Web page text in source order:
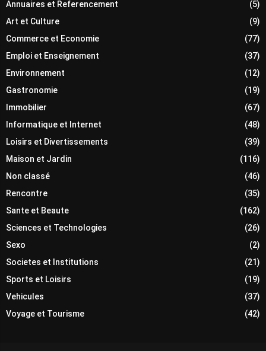
Annuaires et Referencement
(5)
Art et Culture
(9)
Commerce et Economie
(77)
Emploi et Enseignement
(37)
Environnement
(12)
Gastronomie
(19)
Immobilier
(67)
Informatique et Internet
(48)
Loisirs et Divertissements
(39)
Maison et Jardin
(116)
Non classé
(46)
Rencontre
(35)
Sante et Beaute
(162)
Sciences et Technologies
(26)
Sexo
(2)
Societes et Institutions
(21)
Sports et Loisirs
(19)
Vehicules
(37)
Voyage et Tourisme
(42)